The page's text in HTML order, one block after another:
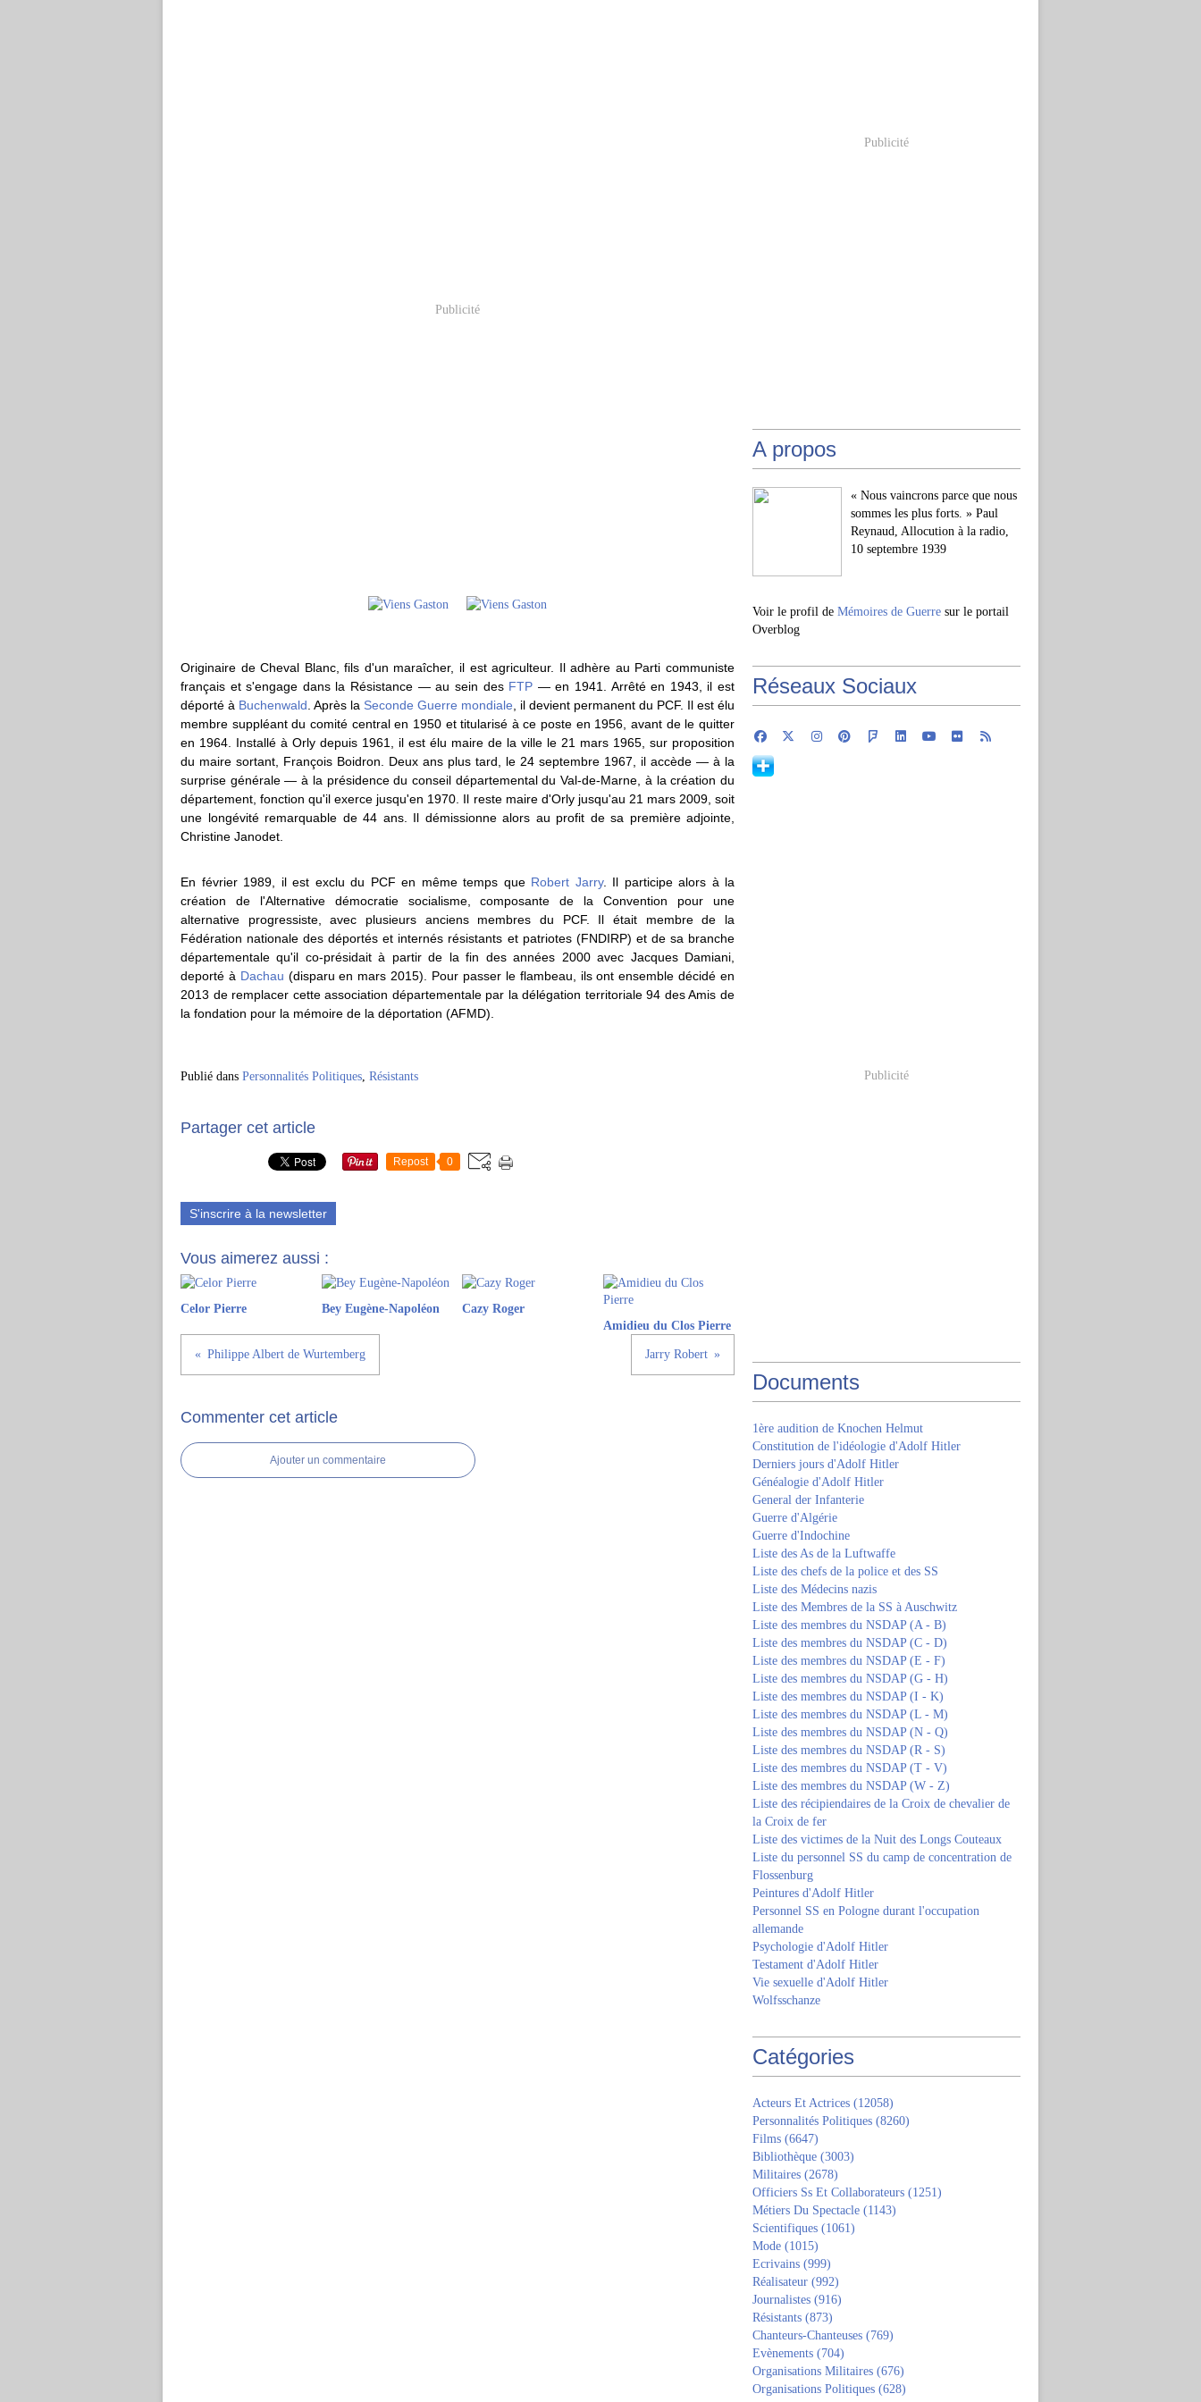
Publicité
Originaire de Cheval Blanc, fils d'un maraîcher, il est agriculteur. Il adhère au Parti communiste
français et s'engage dans la Résistance — au sein des FTP — en 1941. Arrêté en 1943, il est
déporté à Buchenwald . Après la Seconde Guerre mondiale , il devient permanent du PCF. Il est élu
membre suppléant du comité central en 1950 et titularisé à ce poste en 1956, avant de le quitter
en 1964. Installé à Orly depuis 1961, il est élu maire de la ville le 21 mars 1965, sur proposition
du maire sortant, François Boidron. Deux ans plus tard, le 24 septembre 1967, il accède — à la
surprise générale — à la présidence du conseil départemental du Val-de-Marne, à la création du
département, fonction qu'il exerce jusqu'en 1970. Il reste maire d'Orly jusqu'au 21 mars 2009, soit
une longévité remarquable de 44 ans. Il démissionne alors au profit de sa première adjointe,
Christine Janodet.
En février 1989, il est exclu du PCF en même temps que Robert Jarry. Il participe alors à la
création de l'Alternative démocratie socialisme, composante de la Convention pour une
alternative progressiste, avec plusieurs anciens membres du PCF. Il était membre de la
Fédération nationale des déportés et internés résistants et patriotes (FNDIRP) et de sa branche
départementale qu'il co-présidait à partir de la fin des années 2000 avec Jacques Damiani,
deporté à Dachau (disparu en mars 2015). Pour passer le flambeau, ils ont ensemble décidé en
2013 de remplacer cette association départementale par la délégation territoriale 94 des Amis de
la fondation pour la mémoire de la déportation (AFMD).
Publié dans Personnalités Politiques, Résistants
Partager cet article
Repost 0
S'inscrire à la newsletter
Vous aimerez aussi :
Celor Pierre Bey Eugène-Napoléon
Cazy Roger
Amidieu du Clos Pierre
Philippe Albert de Wurtemberg Jarry Robert
Commenter cet article
Ajouter un commentaire
Publicité
A propos
« Nous vaincrons parce que nous
sommes les plus forts. » Paul
Reynaud, Allocution à la radio,
10 septembre 1939
Voir le profil de Mémoires de Guerre sur le portail
Overblog
Réseaux Sociaux
Publicité
Documents
1ère audition de Knochen Helmut
Constitution de l'idéologie d'Adolf Hitler
Derniers jours d'Adolf Hitler
Généalogie d'Adolf Hitler
General der Infanterie
Guerre d'Algérie
Guerre d'Indochine
Liste des As de la Luftwaffe
Liste des chefs de la police et des SS
Liste des Médecins nazis
Liste des Membres de la SS à Auschwitz
Liste des membres du NSDAP (A - B)
Liste des membres du NSDAP (C - D)
Liste des membres du NSDAP (E - F)
Liste des membres du NSDAP (G - H)
Liste des membres du NSDAP (I - K)
Liste des membres du NSDAP (L - M)
Liste des membres du NSDAP (N - Q)
Liste des membres du NSDAP (R - S)
Liste des membres du NSDAP (T - V)
Liste des membres du NSDAP (W - Z)
Liste des récipiendaires de la Croix de chevalier de
la Croix de fer
Liste des victimes de la Nuit des Longs Couteaux
Liste du personnel SS du camp de concentration de
Flossenburg
Peintures d'Adolf Hitler
Personnel SS en Pologne durant l'occupation
allemande
Psychologie d'Adolf Hitler
Testament d'Adolf Hitler
Vie sexuelle d'Adolf Hitler
Wolfsschanze
Catégories
Acteurs Et Actrices (12058)
Personnalités Politiques (8260)
Films (6647)
Bibliothèque (3003)
Militaires (2678)
Officiers Ss Et Collaborateurs (1251)
Métiers Du Spectacle (1143)
Scientifiques (1061)
Mode (1015)
Ecrivains (999)
Réalisateur (992)
Journalistes (916)
Résistants (873)
Chanteurs-Chanteuses (769)
Evènements (704)
Organisations Militaires (676)
Organisations Politiques (628)